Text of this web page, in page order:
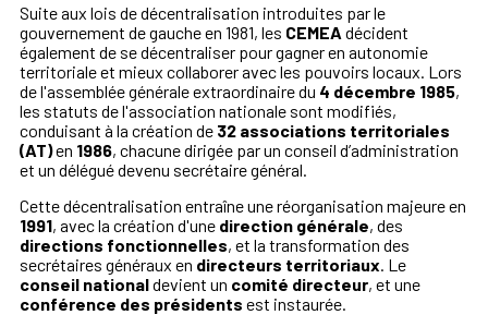
Suite aux lois de décentralisation introduites par le
gouvernement de gauche en 1981, les CEMEA décident
également de se décentraliser pour gagner en autonomie
territoriale et mieux collaborer avec les pouvoirs locaux. Lors
de l'assemblée générale extraordinaire du 4 décembre 1985,
les statuts de l'association nationale sont modifiés,
conduisant à la création de 32 associations territoriales
(AT)en 1986, chacune dirigée par un conseil d’administration
et un délégué devenu secrétaire général.
Cette décentralisation entraîne une réorganisation majeure en
1991, avec la création d'une direction générale, des
directions fonctionnelles, et la transformation des
secrétaires généraux en directeurs territoriaux . Le
conseil nationaldevient un comité directeur, et une
conférence des présidents est instaurée.